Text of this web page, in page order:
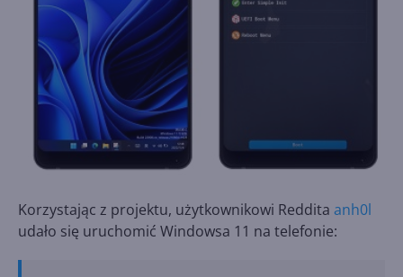
Korzystając z projektu, użytkownikowi Reddita anh0l
udało się uruchomić Windowsa 11 na telefonie: